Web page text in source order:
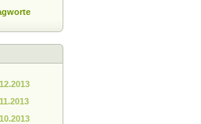
12.2013
11.2013
10.2013